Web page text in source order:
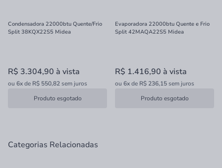
Condensadora 22000btu Quente/Frio
Split 38KQX22S5 Midea
R$ 3.304,90 à vista
ou 6xde R$ 550,82sem juros
Produto esgotado
Evaporadora 22000btu Quente e Frio
Split 42MAQA22S5 Midea
R$ 1.416,90 à vista
ou 6xde R$ 236,15sem juros
Produto esgotado
Categorias Relacionadas